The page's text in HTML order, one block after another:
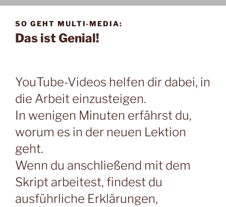
SO GEHT MULTI-MEDIA:
Das ist Genial!
YouTube-Videos helfen dir dabei, in
die Arbeit einzusteigen.
In wenigen Minuten erfährst du,
worum es in der neuen Lektion
geht.
Wenn du anschließend mit dem
Skript arbeitest, findest du
ausführliche Erklärungen,